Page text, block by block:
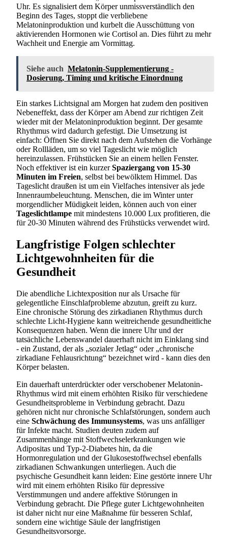
Uhr. Es signalisiert dem Körper unmissverständlich den
Beginn des Tages, stoppt die verbliebene
Melatoninproduktion und kurbelt die Ausschüttung von
aktivierenden Hormonen wie Cortisol an. Dies führt zu mehr
Wachheit und Energie am Vormittag.
Siehe auch Melatonin-Supplementierung -
Dosierung, Timing und kritische Einordnung
Ein starkes Lichtsignal am Morgen hat zudem den positiven
Nebeneffekt, dass der Körper am Abend zur richtigen Zeit
wieder mit der Melatoninproduktion beginnt. Der gesamte
Rhythmus wird dadurch gefestigt. Die Umsetzung ist
einfach: Öffnen Sie direkt nach dem Aufstehen die Vorhänge
oder Rollläden, um so viel Tageslicht wie möglich
hereinzulassen. Frühstücken Sie an einem hellen Fenster.
Noch effektiver ist ein kurzerSpaziergang von 15-30
Minuten im Freien, selbst bei bewölktem Himmel. Das
Tageslicht draußen ist um ein Vielfaches intensiver als jede
Innenraumbeleuchtung. Menschen, die im Winter unter
morgendlicher Müdigkeit leiden, können auch von einer
Tageslichtlampe mit mindestens 10.000 Lux profitieren, die
für 20-30 Minuten während des Frühstücks verwendet wird.
Langfristige Folgen schlechter
Lichtgewohnheiten für die
Gesundheit
Die abendliche Lichtexposition nur als Ursache für
gelegentliche Einschlafprobleme abzutun, greift zu kurz.
Eine chronische Störung des zirkadianen Rhythmus durch
schlechte Licht-Hygiene kann weitreichende gesundheitliche
Konsequenzen haben. Wenn die innere Uhr und der
tatsächliche Lebenswandel dauerhaft nicht im Einklang sind
- ein Zustand, der als „sozialer Jetlag“ oder „chronische
zirkadiane Fehlausrichtung“ bezeichnet wird - kann dies den
Körper belasten.
Ein dauerhaft unterdrückter oder verschobener Melatonin-
Rhythmus wird mit einem erhöhten Risiko für verschiedene
Gesundheitsprobleme in Verbindung gebracht. Dazu
gehören nicht nur chronische Schlafstörungen, sondern auch
eine Schwächung des Immunsystems, was uns anfälliger
für Infekte macht. Studien deuten zudem auf
Zusammenhänge mit Stoffwechselerkrankungen wie
Adipositas und Typ-2-Diabetes hin, da die
Hormonregulation und der Glukosestoffwechsel ebenfalls
zirkadianen Schwankungen unterliegen. Auch die
psychische Gesundheit kann leiden: Eine gestörte innere Uhr
wird mit einem erhöhten Risiko für depressive
Verstimmungen und andere affektive Störungen in
Verbindung gebracht. Die Pflege guter Lichtgewohnheiten
ist daher nicht nur eine Maßnahme für besseren Schlaf,
sondern eine wichtige Säule der langfristigen
Gesundheitsvorsorge.